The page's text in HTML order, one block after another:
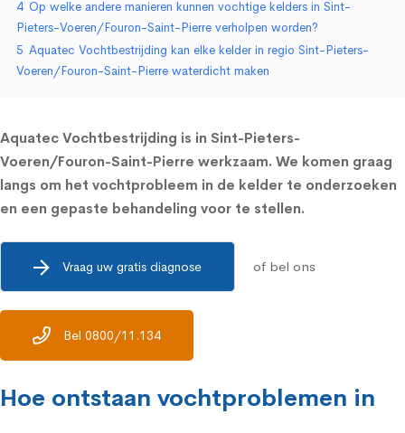
4 Op welke andere manieren kunnen vochtige kelders in Sint-
Pieters-Voeren/Fouron-Saint-Pierre verholpen worden?
5 Aquatec Vochtbestrijding kan elke kelder in regio Sint-Pieters-
Voeren/Fouron-Saint-Pierre waterdicht maken
Aquatec Vochtbestrijding is in Sint-Pieters-
Voeren/Fouron-Saint-Pierre werkzaam. We komen graag
langs om het vochtprobleem in de kelder te onderzoeken
en een gepaste behandeling voor te stellen.
Vraag uw gratis diagnose of bel ons
Bel 0800/11.134
Hoe ontstaan vochtproblemen in